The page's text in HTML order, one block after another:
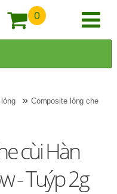
0
» Composite lỏng che
cùi Hàn
- Tuýp 2g